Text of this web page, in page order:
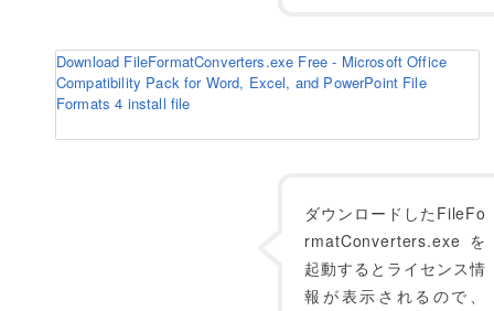
Download FileFormatConverters.exe Free - Microsoft Office
Compatibility Pack for Word, Excel, and PowerPoint File
Formats 4 install file
ダウンロードしたFileFo
rmatConverters.exeを
起動するとライセンス情
報が表示されるので、